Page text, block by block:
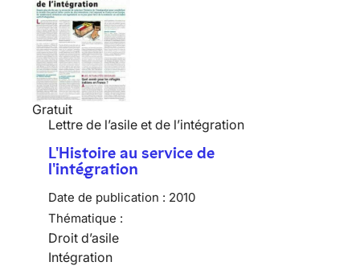
Gratuit
Lettre de l’asile et de l’intégration
L'Histoire au service de
l'intégration
Date de publication : 2010
Thématique :
Droit d’asile
Intégration